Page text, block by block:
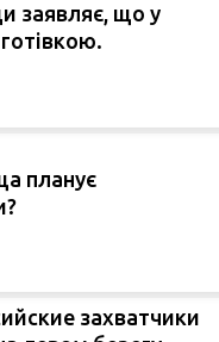
заявляє, що у
планує
захватчики